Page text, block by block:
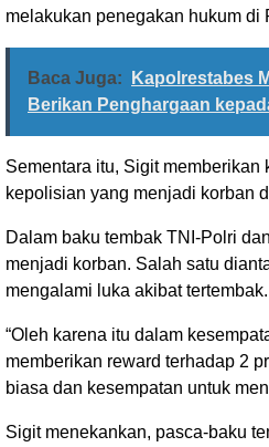
melakukan penegakan hukum di
Baca Juga:
Kapolrestabes
Berikan Penghargaan
Sementara itu, Sigit memberikan
kepolisian yang menjadi korban
Dalam baku tembak TNI-Polri
menjadi korban. Salah satu
mengalami luka akibat tertembak.
“Oleh karena itu dalam
memberikan reward terhadap 2
biasa dan kesempatan untuk
Sigit menekankan, pasca-baku